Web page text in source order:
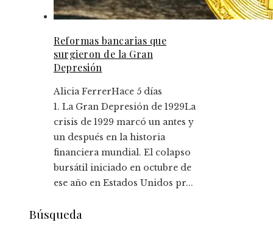
Reformas bancarias que
surgieron de la Gran
Depresión
Alicia FerrerHace 5 días
1. La Gran Depresión de 1929La
crisis de 1929 marcó un antes y
un después en la historia
financiera mundial. El colapso
bursátil iniciado en octubre de
ese año en Estados Unidos pr...
Búsqueda